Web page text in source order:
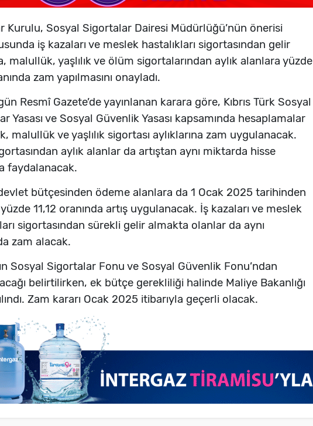
Kurulu, Sosyal Sigortalar Dairesi Müdürlüğü’nün önerisi
iş kazaları ve meslek hastalıkları sigortasından gelir
malullük, yaşlılık ve ölüm sigortalarından aylık alanlara yüzde
zam yapılmasını onayladı.
Resmî Gazete’de yayınlanan karara göre, Kıbrıs Türk Sosyal
Yasası ve Sosyal Güvenlik Yasası kapsamında hesaplamalar
malullük ve yaşlılık sigortası aylıklarına zam uygulanacak.
aylık alanlar da artıştan aynı miktarda hisse
faydalanacak.
bütçesinden ödeme alanlara da 1 Ocak 2025 tarihinden
11,12 oranında artış uygulanacak. İş kazaları ve meslek
sigortasından sürekli gelir almakta olanlar da aynı
zam alacak.
Sosyal Sigortalar Fonu ve Sosyal Güvenlik Fonu’ndan
belirtilirken, ek bütçe gerekliliği halinde Maliye Bakanlığı
Zam kararı Ocak 2025 itibarıyla geçerli olacak.